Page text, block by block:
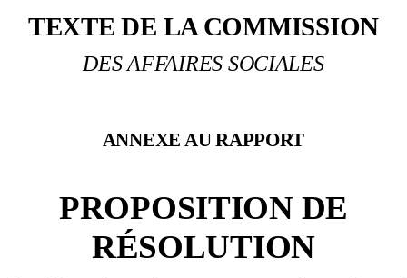
TEXTE DE LA COMMISSION
DES AFFAIRES SOCIALES
ANNEXE AU RAPPORT
PROPOSITION DE
RÉSOLUTION